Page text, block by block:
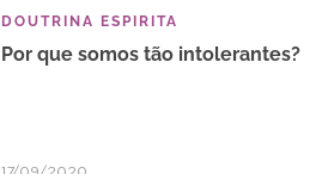
DOUTRINA ESPIRITA
Por que somos tão intolerantes?